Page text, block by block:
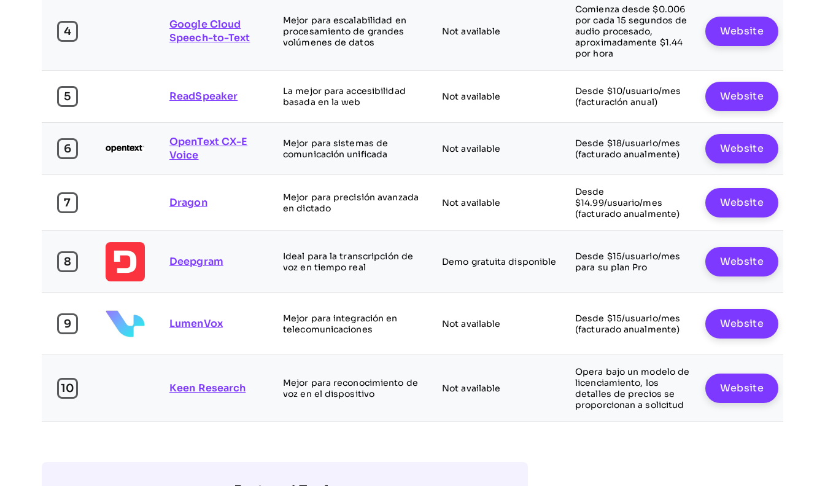
4
Google Cloud
Speech-to-Text
Mejor para escalabilidad en
procesamiento de grandes
volúmenes de datos
Not available
Comienza desde $0.006
por cada 15 segundos de
audio procesado,
aproximadamente $1.44
por hora
Website
5 ReadSpeaker
La mejor para accesibilidad
basada en la web
Not available
Desde $10/usuario/mes
(facturación anual)
Website
6
OpenText CX-E
Voice
Mejor para sistemas de
comunicación unificada
Not available
Desde $18/usuario/mes
(facturado anualmente)
Website
7 Dragon
Mejor para precisión avanzada
en dictado
Not available
Desde
$14.99/usuario/mes
(facturado anualmente)
Website
8 Deepgram
Ideal para la transcripción de
voz en tiempo real
Demo gratuita disponible
Desde $15/usuario/mes
para su plan Pro
Website
9 LumenVox
Mejor para integración en
telecomunicaciones
Not available
Desde $15/usuario/mes
(facturado anualmente)
Website
10 Keen Research
Mejor para reconocimiento de
voz en el dispositivo
Not available
Opera bajo un modelo de
licenciamiento, los
detalles de precios se
proporcionan a solicitud
Website